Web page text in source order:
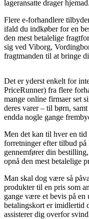
lageransatte drager hjemad.
Flere e-forhandlere
ifald du indkøber for en
den mest betalelige
sig ved Viborg,
fragtmanden til at bringe
Det er yderst enkelt for
PriceRunner) fra flere
mange online firmaer set
deres varer – til børn,
endda nogle gange
Men det kan til hver en tid
forretninger efter tilbud
gennemfører din
opnå den mest betalelige
Man skal dog være så
produkter til en pris som
gange være et bevis på
betalingskort er imidlertid
assisterer dig overfor